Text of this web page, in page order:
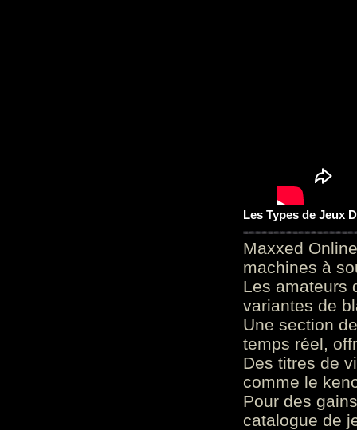
Les Types de Jeux
Maxxed
machines à
Les amateurs
variantes de
Une section
temps réel,
Des titres de
comme le
Pour des
catalogue de